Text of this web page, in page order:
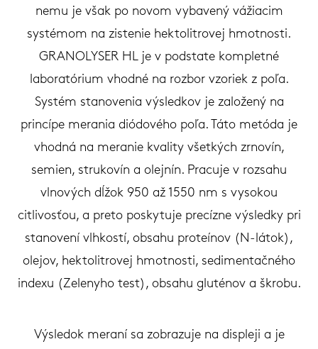
nemu je však po novom vybavený vážiacim
systémom na zistenie hektolitrovej hmotnosti.
GRANOLYSER HL je v podstate kompletné
laboratórium vhodné na rozbor vzoriek z poľa.
Systém stanovenia výsledkov je založený na
princípe merania diódového poľa. Táto metóda je
vhodná na meranie kvality všetkých zrnovín,
semien, strukovín a olejnín. Pracuje v rozsahu
vlnových dĺžok 950 až 1550 nm s vysokou
citlivosťou, a preto poskytuje precízne výsledky pri
stanovení vlhkostí, obsahu proteínov (N-látok),
olejov, hektolitrovej hmotnosti, sedimentačného
indexu (Zelenyho test), obsahu gluténov a škrobu.
Výsledok meraní sa zobrazuje na displeji a je